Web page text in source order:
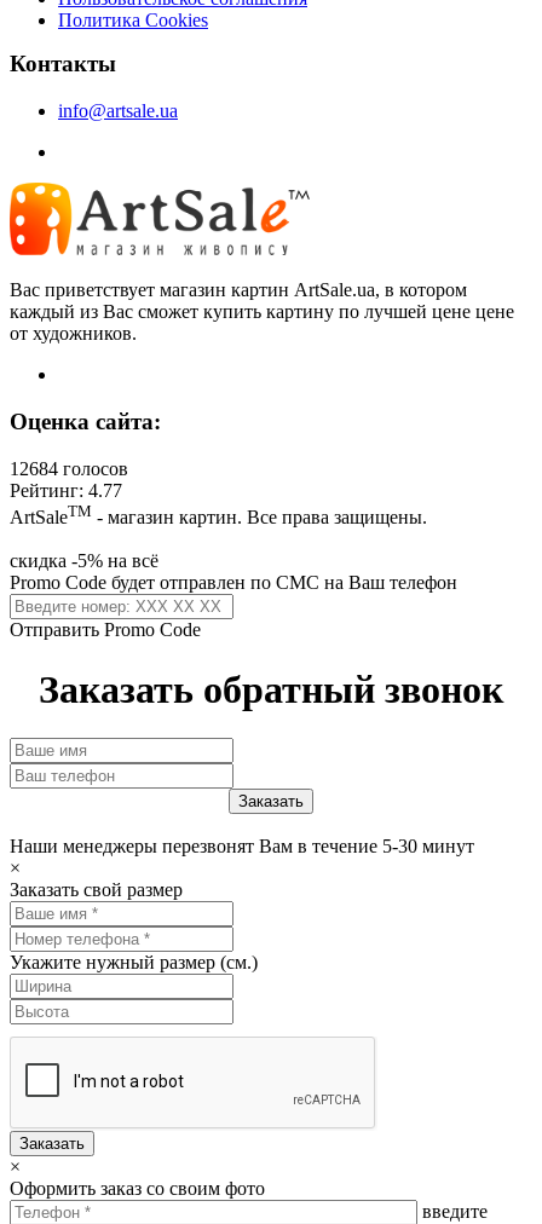
Политика Cookies
Контакты
info@artsale.ua
Вас приветствует магазин картин ArtSale.ua, в котором
каждый из Вас сможет купить картину по лучшей цене цене
от художников.
Оценка сайта:
12684 голосов
Рейтинг: 4.77
ArtSaleТМ - магазин картин. Все права защищены.
скидка -5% на всё
Promo Code будет отправлен по СМС на Ваш телефон
Отправить Promo Code
Заказать обратный звонок
Наши менеджеры перезвонят Вам в течение 5-30 минут
×
Заказать свой размер
Укажите нужный размер (см.)
Заказать
×
Оформить заказ со своим фото
введите